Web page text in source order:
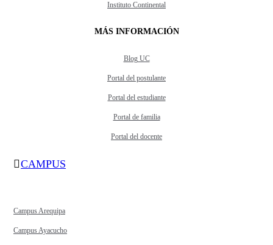
Instituto Continental
MÁS INFORMACIÓN
Blog UC
Portal del postulante
Portal del estudiante
Portal de familia
Portal del docente
CAMPUS
Campus Arequipa
Campus Ayacucho